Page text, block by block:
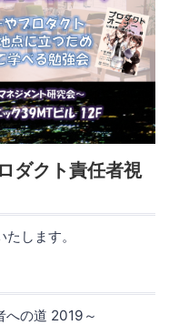
ダクト責任者視
します。
への道 2019～